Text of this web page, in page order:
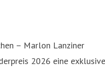
– Marlon Lanziner
2026 eine